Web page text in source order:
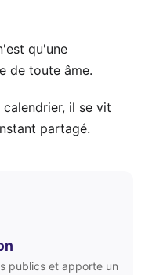
qu'une
de toute âme.
il se vit
partagé.
publics et apporte un